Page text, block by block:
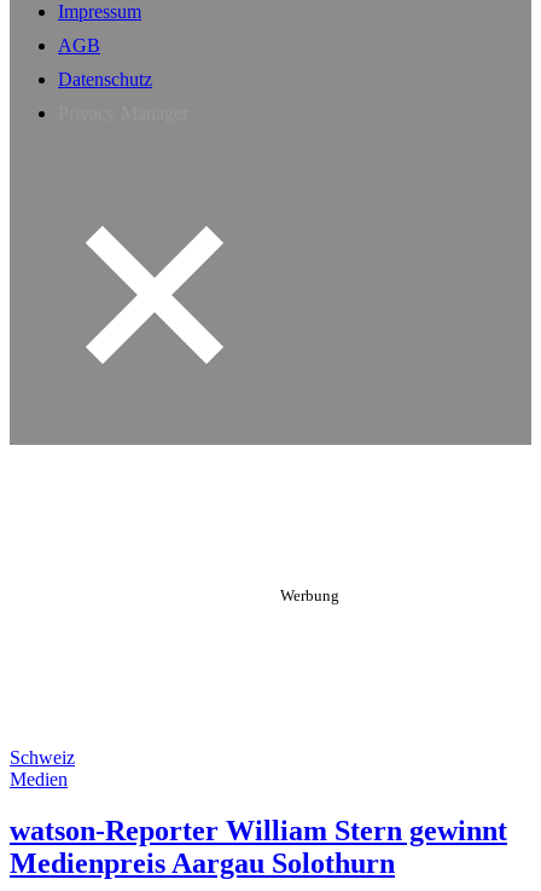
Impressum
AGB
Datenschutz
Schweiz
Medien
watson-Reporter William Stern gewinnt
Medienpreis Aargau Solothurn